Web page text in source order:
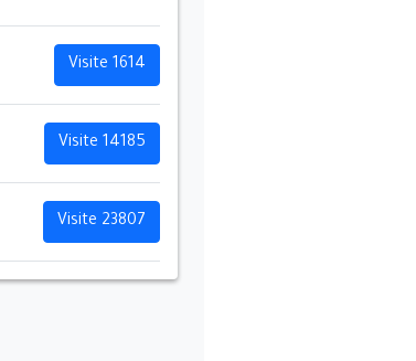
Visite 1614
Visite 14185
Visite 23807